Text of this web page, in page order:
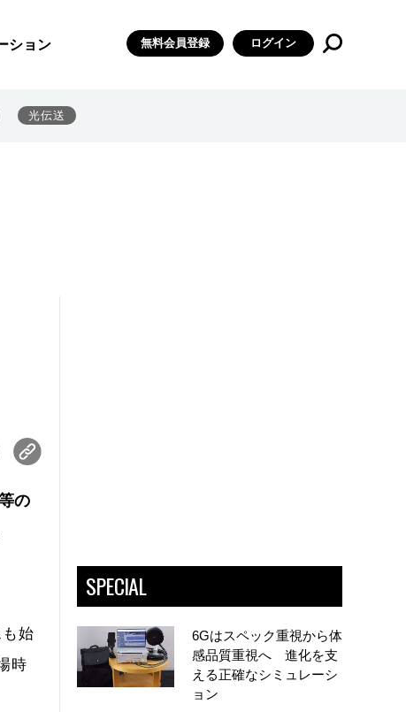
ション 無料会員登録 ログイン
光伝送
の
始
時
SPECIAL
6Gはスペック重視から体
感品質重視へ 進化を支
える正確なシミュレーシ
ョン